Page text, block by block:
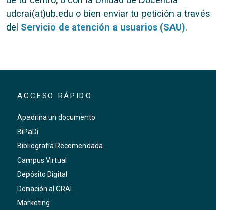
udcrai(at)ub.edu o bien enviar tu petición a través
del Servicio de atención a usuarios (SAU).
ACCESO RÁPIDO
Apadrina un documento
BiPaDi
Bibliografía Recomendada
Campus Virtual
Depósito Digital
Donación al CRAI
Marketing